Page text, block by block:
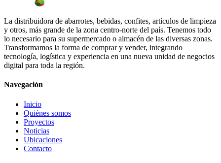
La distribuidora de abarrotes, bebidas, confites, artículos de limpieza
y otros, más grande de la zona centro-norte del país. Tenemos todo
lo necesario para su supermercado o almacén de las diversas zonas.
Transformamos la forma de comprar y vender, integrando
tecnología, logística y experiencia en una nueva unidad de negocios
digital para toda la región.
Navegación
Inicio
Quiénes somos
Proyectos
Noticias
Ubicaciones
Contacto